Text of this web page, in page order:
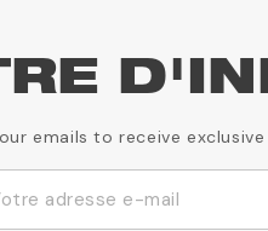
emails to receive